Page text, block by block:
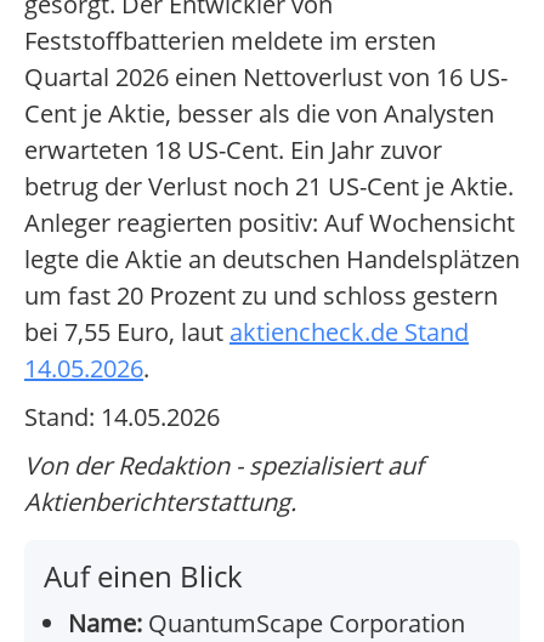
Feststoffbatterien meldete im ersten
Quartal 2026 einen Nettoverlust von 16 US-
Cent je Aktie, besser als die von Analysten
erwarteten 18 US-Cent. Ein Jahr zuvor
betrug der Verlust noch 21 US-Cent je Aktie.
Anleger reagierten positiv: Auf Wochensicht
legte die Aktie an deutschen Handelsplätzen
um fast 20 Prozent zu und schloss gestern
bei 7,55 Euro, laut aktiencheck.de Stand
14.05.2026.
Stand: 14.05.2026
Von der Redaktion - spezialisiert auf
Aktienberichterstattung.
Auf einen Blick
Name: QuantumScape Corporation